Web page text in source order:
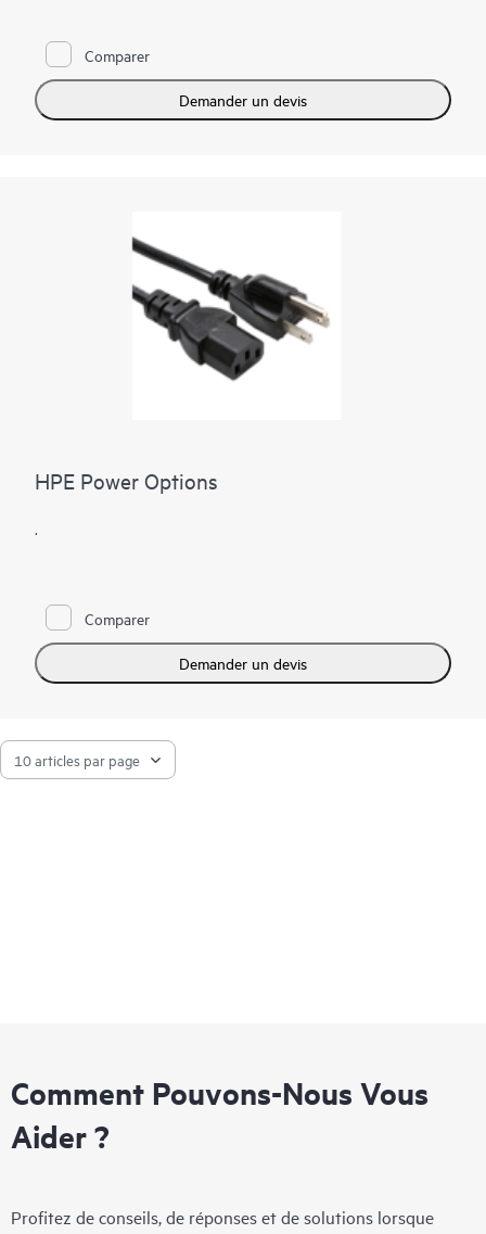
Comparer
Demander un devis
HPE Power Options
Comparer
Demander un devis
Comment Pouvons-Nous Vous
Aider ?
Profitez de conseils, de réponses et de solutions lorsque